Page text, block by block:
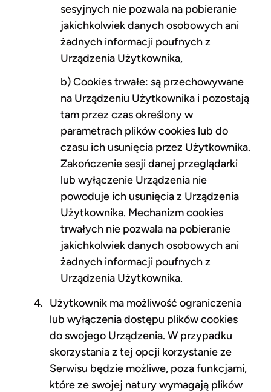
sesyjnych nie pozwala na pobieranie
jakichkolwiek danych osobowych ani
żadnych informacji poufnych z
Urządzenia Użytkownika,
b) Cookies trwałe: są przechowywane
na Urządzeniu Użytkownika i pozostają
tam przez czas określony w
parametrach plików cookies lub do
czasu ich usunięcia przez Użytkownika.
Zakończenie sesji danej przeglądarki
lub wyłączenie Urządzenia nie
powoduje ich usunięcia z Urządzenia
Użytkownika. Mechanizm cookies
trwałych nie pozwala na pobieranie
jakichkolwiek danych osobowych ani
żadnych informacji poufnych z
Urządzenia Użytkownika.
Użytkownik ma możliwość ograniczenia
lub wyłączenia dostępu plików cookies
do swojego Urządzenia. W przypadku
skorzystania z tej opcji korzystanie ze
Serwisu będzie możliwe, poza funkcjami,
które ze swojej natury wymagają plików